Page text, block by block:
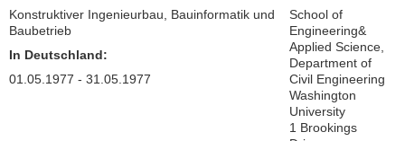
Konstruktiver Ingenieurbau, Bauinformatik und
Baubetrieb
In Deutschland:
01.05.1977 - 31.05.1977
School of
Engineering&
Applied Science,
Department of
Civil Engineering
Washington
University
1 Brookings